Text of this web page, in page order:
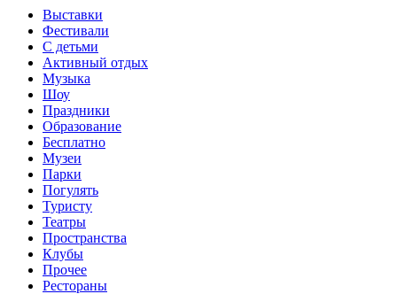
Выставки
Фестивали
С детьми
Активный отдых
Музыка
Шоу
Праздники
Образование
Бесплатно
Музеи
Парки
Погулять
Туристу
Театры
Пространства
Клубы
Прочее
Рестораны